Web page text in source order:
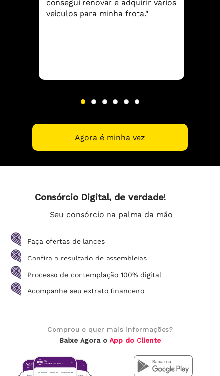
consegui renovar e adquirir vários
veículos para minha frota."
Agora é minha vez
Consórcio Digital, de verdade!
Seu consórcio na palma da mão
Faça ofertas de lances
Confira o resultado de assembleias
Processo de contemplação 100% digital
Acompanhe seu extrato financeiro
Comprou e quer mais informações?
Baixe Agora o App do Cliente